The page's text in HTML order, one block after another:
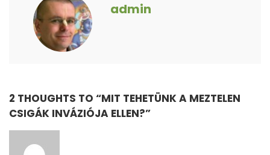
admin
2 THOUGHTS TO “MIT TEHETÜNK A MEZTELEN
CSIGÁK INVÁZIÓJA ELLEN?”